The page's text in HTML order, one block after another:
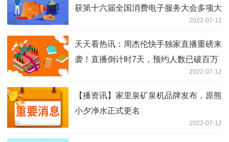
获第十六届全国消费电子服务大会多项大
2022-07-12
天天看热讯：周杰伦快手独家直播重磅来
袭！直播倒计时7天，预约人数已破百万
2022-07-12
【播资讯】家里泉矿泉机品牌发布，原熊
小夕净水正式更名
2022-07-12